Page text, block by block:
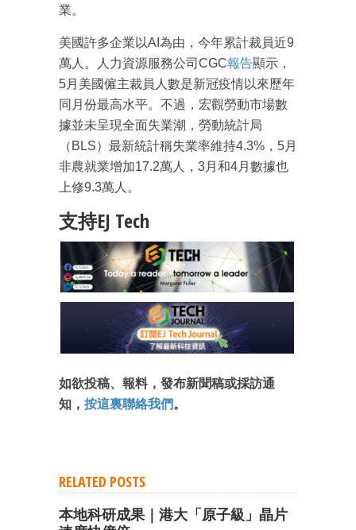
業。
美國許多企業以AI為由，今年累計裁員近9
萬人。人力資源服務公司CGC報告顯示，
5月美國僱主裁員人數是新冠疫情以來歷年
同月份最高水平。不過，宏觀勞動市場數
據並未呈現全面失業潮，勞動統計局
（BLS）最新統計稱失業率維持4.3%，5月
非農就業增加17.2萬人，3月和4月數據也
上修9.3萬人。
支持EJ Tech
如欲投稿、報料，發布新聞稿或採訪通
知， 按這裏聯絡我們。
RELATED POSTS
本地科研成果｜港大「原子級」晶片